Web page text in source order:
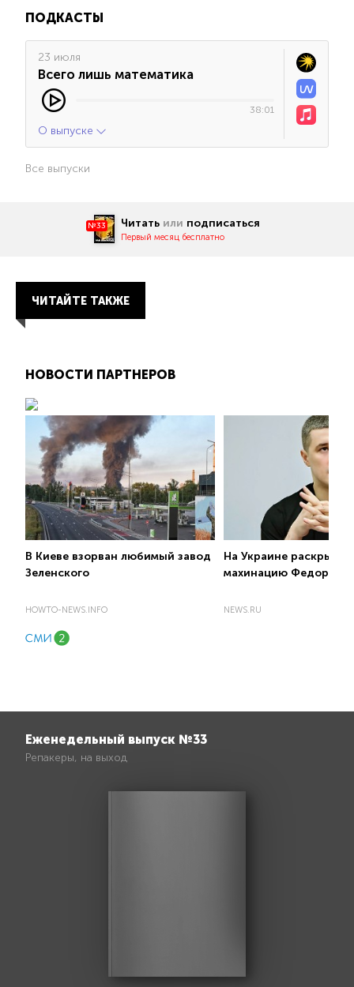
ПОДКАСТЫ
23 июля
Всего лишь математика
38:01
О выпуске
Все выпуски
№33 Читать или подписаться
Первый месяц бесплатно
ЧИТАЙТЕ ТАКЖЕ
НОВОСТИ ПАРТНЕРОВ
В Киеве взорван любимый завод
Зеленского
HOWTO-NEWS.INFO
На Украине раскрыли
махинацию Федорова
NEWS.RU
Еженедельный выпуск №33
Репакеры, на выход